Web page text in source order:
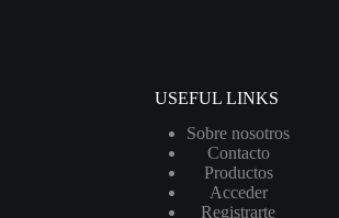
USEFUL LINKS
Sobre nosotros
Contacto
Productos
Acceder
Registrarte